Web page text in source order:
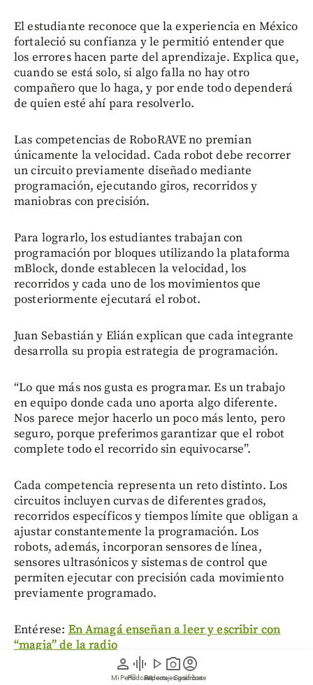
person
Mi Perfil
graphic_eq
Pódcast
play_arrow
Videos
photo_camera
Reportajes gráficos
account_circle
Suscríbete
El estudiante reconoce que la experiencia en México
fortaleció su confianza y le permitió entender que
los errores hacen parte del aprendizaje. Explica que,
cuando se está solo, si algo falla no hay otro
compañero que lo haga, y por ende todo dependerá
de quien esté ahí para resolverlo.
Las competencias de RoboRAVE no premian
únicamente la velocidad. Cada robot debe recorrer
un circuito previamente diseñado mediante
programación, ejecutando giros, recorridos y
maniobras con precisión.
Para lograrlo, los estudiantes trabajan con
programación por bloques utilizando la plataforma
mBlock, donde establecen la velocidad, los
recorridos y cada uno de los movimientos que
posteriormente ejecutará el robot.
Juan Sebastián y Elián explican que cada integrante
desarrolla su propia estrategia de programación.
“Lo que más nos gusta es programar. Es un trabajo
en equipo donde cada uno aporta algo diferente.
Nos parece mejor hacerlo un poco más lento, pero
seguro, porque preferimos garantizar que el robot
complete todo el recorrido sin equivocarse”.
Cada competencia representa un reto distinto. Los
circuitos incluyen curvas de diferentes grados,
recorridos específicos y tiempos límite que obligan a
ajustar constantemente la programación. Los
robots, además, incorporan sensores de línea,
sensores ultrasónicos y sistemas de control que
permiten ejecutar con precisión cada movimiento
previamente programado.
Entérese: En Amagá enseñan a leer y escribir con
“magia” de la radio
Japón es reconocido internacionalmente por su